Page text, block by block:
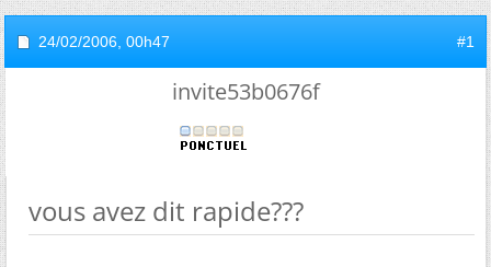
24/02/2006, 00h47 #1
invite53b0676f
vous avez dit rapide???